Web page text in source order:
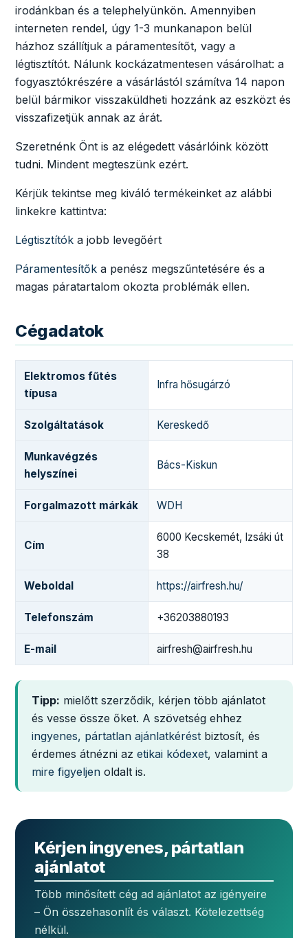
irodánkban és a telephelyünkön. Amennyiben
interneten rendel, úgy 1-3 munkanapon belül
házhoz szállítjuk a páramentesítőt, vagy a
légtisztítót. Nálunk kockázatmentesen vásárolhat: a
fogyasztókrészére a vásárlástól számítva 14 napon
belül bármikor visszaküldheti hozzánk az eszközt és
visszafizetjük annak az árát.
Szeretnénk Önt is az elégedett vásárlóink között
tudni. Mindent megteszünk ezért.
Kérjük tekintse meg kiváló termékeinket az alábbi
linkekre kattintva:
Légtisztítók a jobb levegőért
Páramentesítők a penész megszűntetésére és a
magas páratartalom okozta problémák ellen.
Cégadatok
Elektromos fűtés
típusa
Infra hősugárzó
Szolgáltatások Kereskedő
Munkavégzés
helyszínei
Bács-Kiskun
Forgalmazott márkák WDH
Cím
6000 Kecskemét, Izsáki út
38
Weboldal https://airfresh.hu/
Telefonszám +36203880193
E-mail airfresh@airfresh.hu
Tipp: mielőtt szerződik, kérjen több ajánlatot
és vesse össze őket. A szövetség ehhez
ingyenes, pártatlan ajánlatkérést biztosít, és
érdemes átnézni az etikai kódexet, valamint a
mire figyeljen oldalt is.
Kérjen ingyenes, pártatlan
ajánlatot
Több minősített cég ad ajánlatot az igényeire
– Ön összehasonlít és választ. Kötelezettség
nélkül.